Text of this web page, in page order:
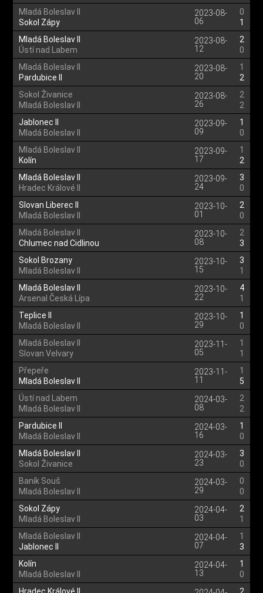
Mladá Boleslav II
Sokol Zápy
2023-08-
06
0
1
Mladá Boleslav II
Ústí nad Labem
2023-08-
12
2
0
Mladá Boleslav II
Pardubice II
2023-08-
20
1
2
Sokol Živanice
Mladá Boleslav II
2023-08-
26
2
2
Jablonec II
Mladá Boleslav II
2023-09-
09
1
0
Mladá Boleslav II
Kolín
2023-09-
17
1
2
Mladá Boleslav II
Hradec Králové II
2023-09-
24
3
0
Slovan Liberec II
Mladá Boleslav II
2023-10-
01
2
0
Mladá Boleslav II
Chlumec nad Cidlinou
2023-10-
08
2
3
Sokol Brozany
Mladá Boleslav II
2023-10-
15
3
1
Mladá Boleslav II
Arsenal Česká Lípa
2023-10-
22
4
1
Teplice II
Mladá Boleslav II
2023-10-
29
1
0
Mladá Boleslav II
Slovan Velvary
2023-11-
05
1
1
Přepeře
Mladá Boleslav II
2023-11-
11
1
5
Ústí nad Labem
Mladá Boleslav II
2024-03-
08
2
2
Pardubice II
Mladá Boleslav II
2024-03-
16
1
0
Mladá Boleslav II
Sokol Živanice
2024-03-
23
3
0
Baník Souš
Mladá Boleslav II
2024-03-
29
0
0
Sokol Zápy
Mladá Boleslav II
2024-04-
03
2
1
Mladá Boleslav II
Jablonec II
2024-04-
07
1
3
Kolín
Mladá Boleslav II
2024-04-
13
1
0